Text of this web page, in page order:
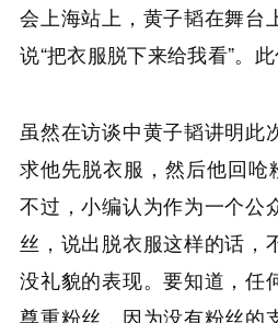
会上海站上，黄子韬在舞台
说“把衣服脱下来给我看”。
虽然在访谈中黄子韬讲明此
求他先脱衣服，然后他回呛
不过，小编认为作为一个公
丝，说出脱衣服这样的话，
没礼貌的表现。要知道，任
尊重粉丝，因为没有粉丝的